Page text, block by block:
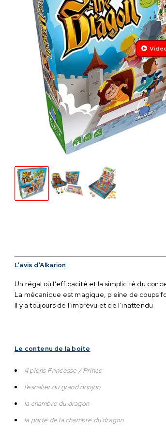
L’avis d’Alkarion
Un régal où l’efficacité et la simplicité du
La mécanique est magique, pleine de coups
Il y a toujours de l’imprévu et de l’inattendu
Le contenu de la boite
4 pions Princesse / Prince
l’escalier du grand donjon
la chambre du dragon
la porte de la chambre du dragon